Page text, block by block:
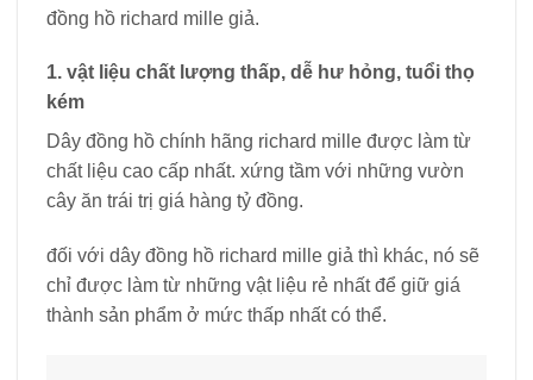
đồng hồ richard mille giả.
1. vật liệu chất lượng thấp, dễ hư hỏng, tuổi thọ
kém
Dây đồng hồ chính hãng richard mille được làm từ
chất liệu cao cấp nhất. xứng tầm với những vườn
cây ăn trái trị giá hàng tỷ đồng.
đối với dây đồng hồ richard mille giả thì khác, nó sẽ
chỉ được làm từ những vật liệu rẻ nhất để giữ giá
thành sản phẩm ở mức thấp nhất có thể.